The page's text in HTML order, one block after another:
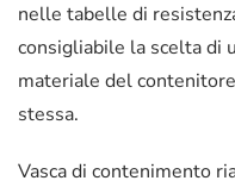
nelle tabelle di
consigliabile la scelta di
materiale del
stessa.
Vasca di contenimento